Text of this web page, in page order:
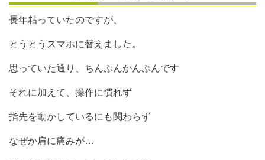
長年粘っていたのですが、
とうとうスマホに替えました。
思っていた通り、ちんぷんかんぷんです
それに加えて、操作に慣れず
指先を動かしているにも関わらず
なぜか肩に痛みが…